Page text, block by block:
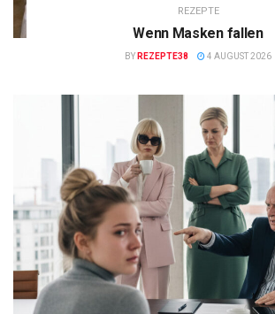
REZEPTE
Wenn Masken fallen
BY REZEPTE38 4 AUGUST 2026